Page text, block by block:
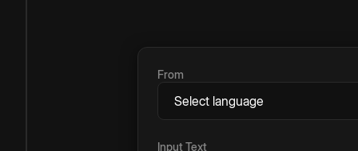
From
Input Text